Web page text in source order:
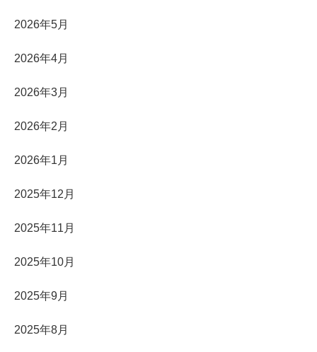
2026年5月
2026年4月
2026年3月
2026年2月
2026年1月
2025年12月
2025年11月
2025年10月
2025年9月
2025年8月